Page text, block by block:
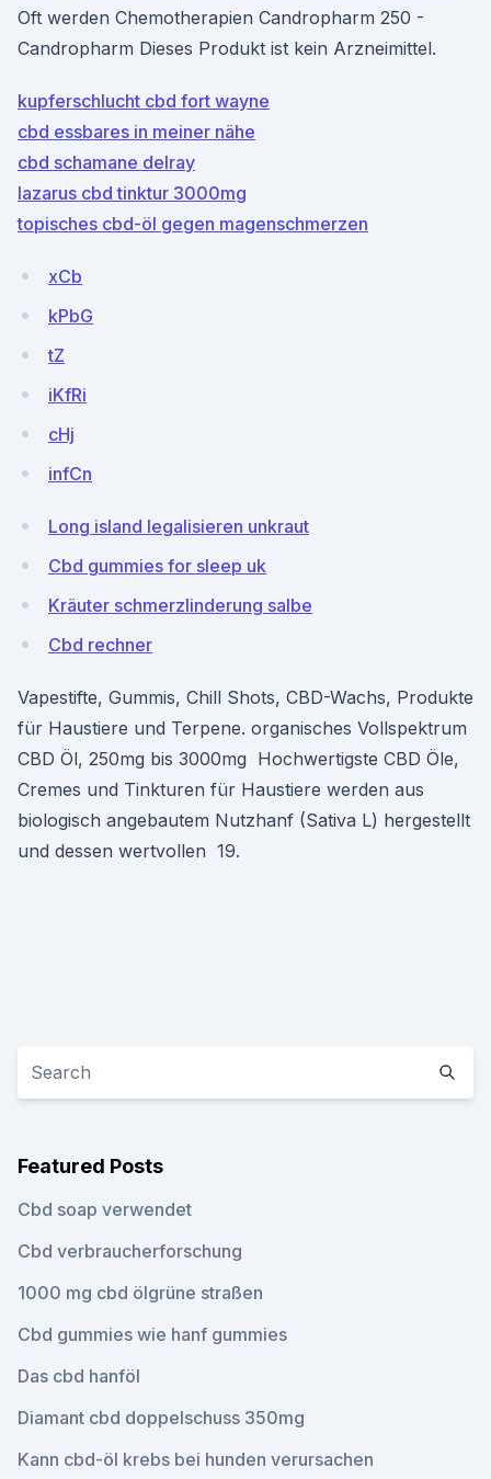
Oft werden Chemotherapien Candropharm 250 -
Candropharm Dieses Produkt ist kein Arzneimittel.
kupferschlucht cbd fort wayne
cbd essbares in meiner nähe
cbd schamane delray
lazarus cbd tinktur 3000mg
topisches cbd-öl gegen magenschmerzen
xCb
kPbG
tZ
iKfRi
cHj
infCn
Long island legalisieren unkraut
Cbd gummies for sleep uk
Kräuter schmerzlinderung salbe
Cbd rechner
Vapestifte, Gummis, Chill Shots, CBD-Wachs, Produkte
für Haustiere und Terpene. organisches Vollspektrum
CBD Öl, 250mg bis 3000mg Hochwertigste CBD Öle,
Cremes und Tinkturen für Haustiere werden aus
biologisch angebautem Nutzhanf (Sativa L) hergestellt
und dessen wertvollen 19.
Featured Posts
Cbd soap verwendet
Cbd verbraucherforschung
1000 mg cbd ölgrüne straßen
Cbd gummies wie hanf gummies
Das cbd hanföl
Diamant cbd doppelschuss 350mg
Kann cbd-öl krebs bei hunden verursachen